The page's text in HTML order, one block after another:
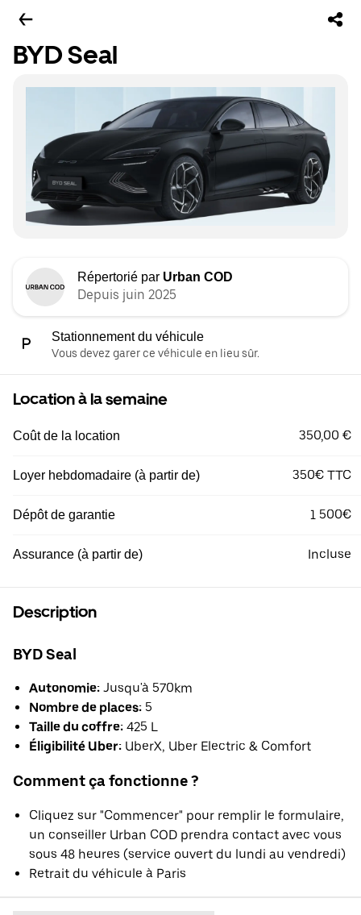
BYD Seal
Répertorié par Urban COD
Depuis juin 2025
Stationnement du véhicule
Vous devez garer ce véhicule en lieu sûr.
Location à la semaine
Coût de la location 350,00 €
Loyer hebdomadaire (à partir de) 350€ TTC
Dépôt de garantie 1 500€
Assurance (à partir de) Incluse
Description
BYD Seal
Autonomie: Jusqu'à 570km
Nombre de places: 5
Taille du coffre: 425 L
Éligibilité Uber: UberX, Uber Electric & Comfort
Comment ça fonctionne ?
Cliquez sur "Commencer" pour remplir le formulaire,
un conseiller Urban COD prendra contact avec vous
sous 48 heures (service ouvert du lundi au vendredi)
Retrait du véhicule à Paris